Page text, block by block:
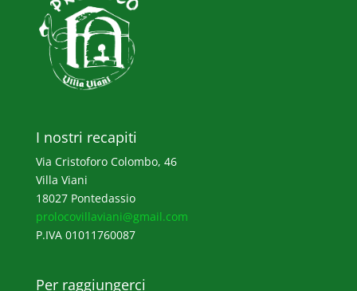
I nostri recapiti
Via Cristoforo Colombo, 46
Villa Viani
18027 Pontedassio
prolocovillaviani@gmail.com
P.IVA 01011760087
Per raggiungerci